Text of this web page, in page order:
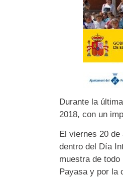
Durante la
2018, con un
El viernes 20
dentro del Día
muestra de
Payasa y por la